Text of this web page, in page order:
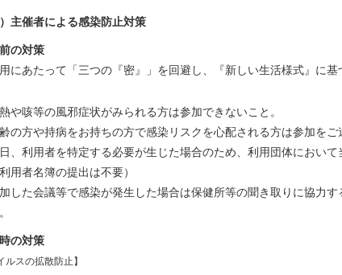
）主催者による感染防止対策
の対策
用にあたって「三つの『密』」を回避し、『新しい生活様式』に基
熱や咳等の風邪症状がみられる方は参加できないこと。
齢の方や持病をお持ちの方で感染リスクを心配される方は参加をご
日、利用者を特定する必要が生じた場合のため、利用団体におい
用者名簿の提出は不要）
加した会議等で感染が発生した場合は保健所等の聞き取りに協力
の対策
ルスの拡散防止】